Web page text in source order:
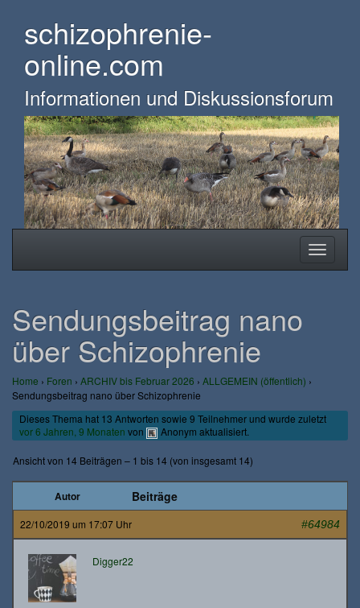
main
content
schizophrenie-
online.com
Informationen und Diskussionsforum
Toggle
Sendungsbeitrag nano
über Schizophrenie
Home › Foren › ARCHIV bis Februar 2026 › ALLGEMEIN (öffentlich) ›
Sendungsbeitrag nano über Schizophrenie
Dieses Thema hat 13 Antworten sowie 9 Teilnehmer und wurde zuletzt
vor 6 Jahren, 9 Monaten von Anonym aktualisiert.
Ansicht von 14 Beiträgen – 1 bis 14 (von insgesamt 14)
Autor Beiträge
22/10/2019 um 17:07 Uhr #64984
Digger22